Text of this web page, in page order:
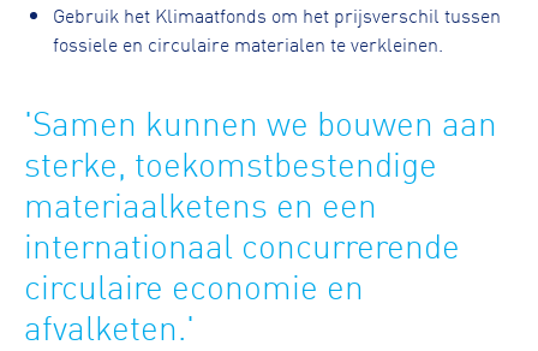
Gebruik het Klimaatfonds om het prijsverschil tussen
fossiele en circulaire materialen te verkleinen.
'Samen kunnen we bouwen aan
sterke, toekomstbestendige
materiaalketens en een
internationaal concurrerende
circulaire economie en
afvalketen.'